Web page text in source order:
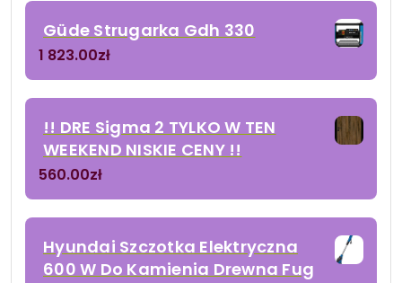
Güde Strugarka Gdh 330
1 823.00zł
!! DRE Sigma 2 TYLKO W TEN
WEEKEND NISKIE CENY !!
560.00zł
Hyundai Szczotka Elektryczna
600 W Do Kamienia Drewna Fug